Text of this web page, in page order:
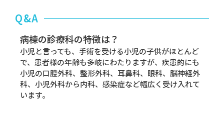
Q&A
病棟の診療科の特徴は？
小児と言っても、手術を受ける小児の子供がほとんど
で、患者様の年齢も多岐にわたりますが、疾患的にも
小児の口腔外科、整形外科、耳鼻科、眼科、脳神経外
科、小児外科から内科、感染症など幅広く受け入れて
います。